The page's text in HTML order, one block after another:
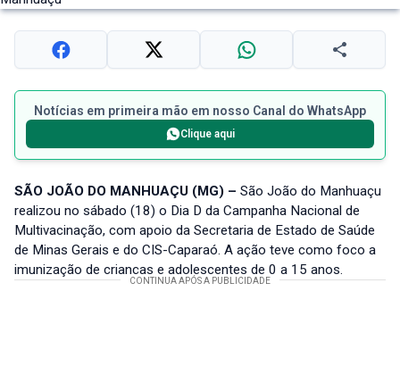
Notícias em primeira mão em nosso Canal do WhatsApp
Clique aqui
SÃO JOÃO DO MANHUAÇU (MG) – São João do Manhuaçu
realizou no sábado (18) o Dia D da Campanha Nacional de
Multivacinação, com apoio da Secretaria de Estado de Saúde
de Minas Gerais e do CIS-Caparaó. A ação teve como foco a
imunização de crianças e adolescentes de 0 a 15 anos.